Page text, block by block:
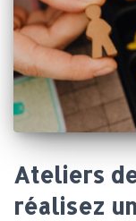
Ateliers
réalisez